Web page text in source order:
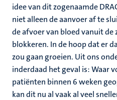
idee van dit zogenaamde
niet alleen de aanvoer af te
de afvoer van bloed vanuit de
blokkeren. In de hoop dat er
zou gaan groeien. Uit ons
inderdaad het geval is: Waar
patiënten binnen 6 weken
kan dit nu al vaak al veel